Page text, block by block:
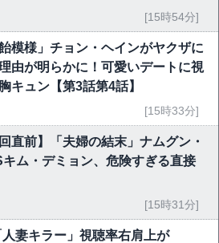
[15時54分]
飴模様」チョン・ヘインがヤクザに
由が明らかに！可愛いデートに視
キュン【第3話第4話】
[15時33分]
回直前】「夫婦の結末」ナムグン・
キム・デミョン、危険すぎる直接
[15時31分]
人妻キラー」視聴率右肩上が